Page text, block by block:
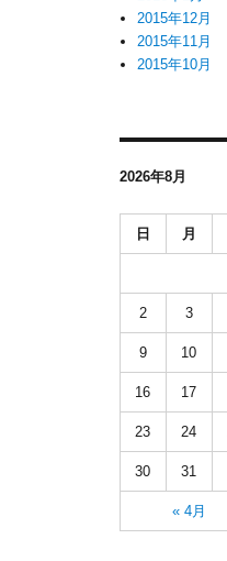
2015年12月
2015年11月
2015年10月
2026年8月
日 月
« 4月
2 3
9 10
16 17
23 24
30 31